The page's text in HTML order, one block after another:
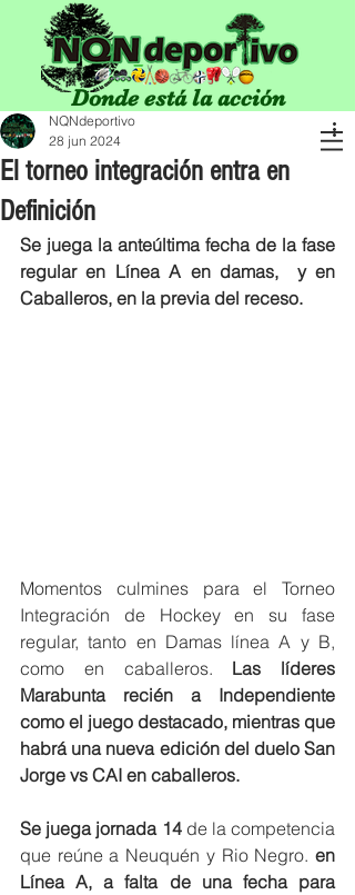
Donde está la acción
El torneo integración entra en
Definición
NQNdeportivo
28 jun 2024
Se juega la anteúltima fecha de la fase
regular en Línea A en damas,  y en
Caballeros, en la previa del receso.
Momentos culmines para el Torneo
Integración de Hockey en su fase
regular, tanto en Damas línea A y B,
como en caballeros. Las líderes
Marabunta recién a Independiente
como el juego destacado, mientras que
habrá una nueva edición del duelo San
Jorge vs CAI en caballeros.
Se juega jornada 14 de la competencia
que reúne a Neuquén y Rio Negro. en
Línea A, a falta de una fecha para